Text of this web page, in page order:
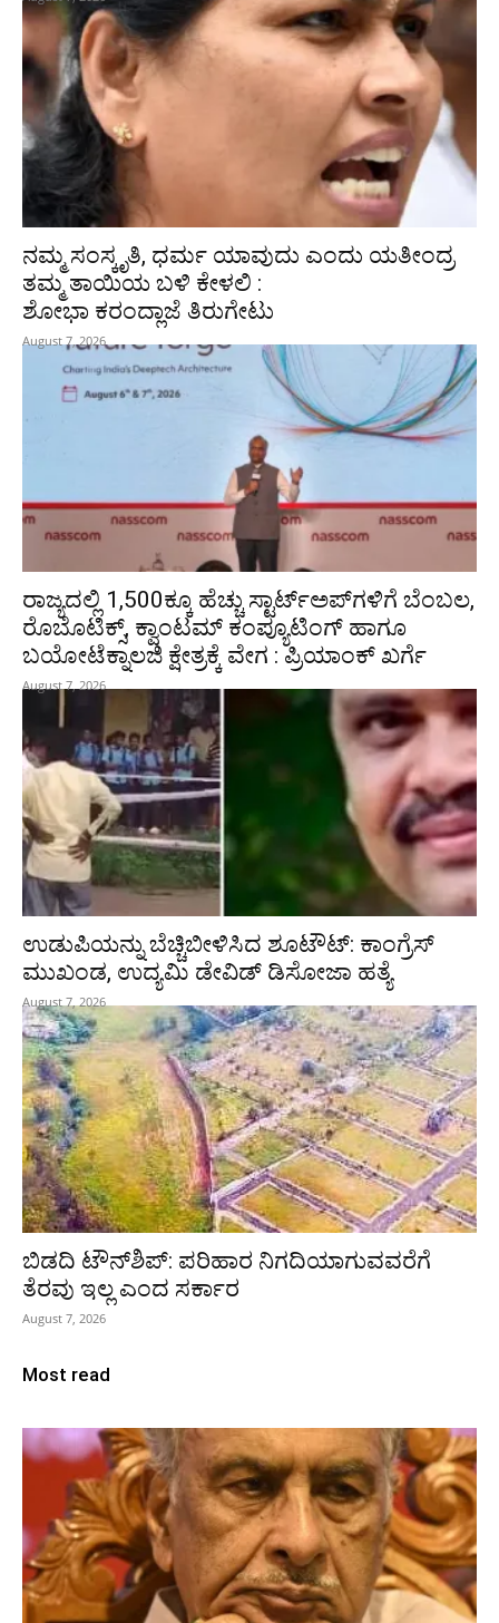
ನಮ್ಮ ಸಂಸ್ಕೃತಿ, ಧರ್ಮ ಯಾವುದು ಎಂದು ಯತೀಂದ್ರ
ತಮ್ಮ ತಾಯಿಯ ಬಳಿ ಕೇಳಲಿ :
ಶೋಭಾ ಕರಂದ್ಲಾಜೆ ತಿರುಗೇಟು
August 7, 2026
ರಾಜ್ಯದಲ್ಲಿ 1,500ಕ್ಕೂ ಹೆಚ್ಚು ಸ್ಟಾರ್ಟ್‌ಅಪ್‌ಗಳಿಗೆ ಬೆಂಬಲ,
ರೊಬೊಟಿಕ್ಸ್, ಕ್ವಾಂಟಮ್ ಕಂಪ್ಯೂಟಿಂಗ್ ಹಾಗೂ
ಬಯೋಟೆಕ್ನಾಲಜಿ ಕ್ಷೇತ್ರಕ್ಕೆ ವೇಗ : ಪ್ರಿಯಾಂಕ್‌ ಖರ್ಗೆ
August 7, 2026
ಉಡುಪಿಯನ್ನು ಬೆಚ್ಚಿಬೀಳಿಸಿದ ಶೂಟೌಟ್‌: ಕಾಂಗ್ರೆಸ್‌
ಮುಖಂಡ, ಉದ್ಯಮಿ ಡೇವಿಡ್ ಡಿಸೋಜಾ ಹತ್ಯೆ
August 7, 2026
ಬಿಡದಿ ಟೌನ್‌ಶಿಪ್‌: ಪರಿಹಾರ ನಿಗದಿಯಾಗುವವರೆಗೆ
ತೆರವು ಇಲ್ಲ ಎಂದ ಸರ್ಕಾರ
August 7, 2026
Most read